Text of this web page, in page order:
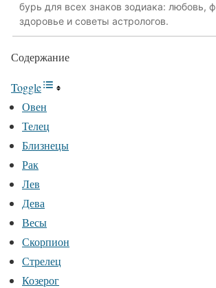
бурь для всех знаков зодиака: любовь,
здоровье и советы астрологов.
Содержание
Toggle
Овен
Телец
Близнецы
Рак
Лев
Дева
Весы
Скорпион
Стрелец
Козерог